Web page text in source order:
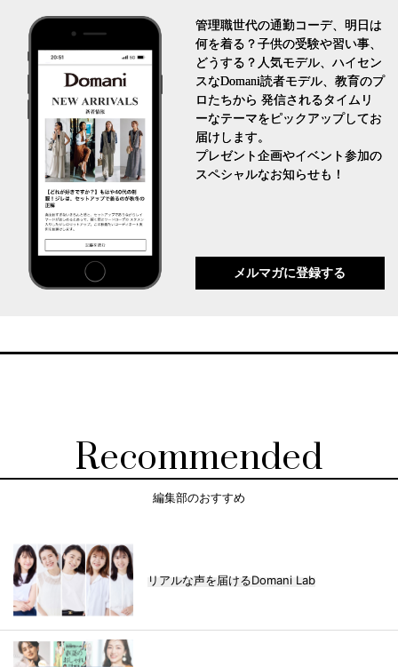
管理職世代の通勤コーデ、明日は
何を着る？子供の受験や習い事、
どうする？人気モデル、ハイセン
スなDomani読者モデル、教育のプ
ロたちから 発信されるタイムリ
ーなテーマをピックアップしてお
届けします。
プレゼント企画やイベント参加の
スペシャルなお知らせも！
メルマガに登録する
Recommended
編集部のおすすめ
リアルな声を届けるDomani Lab